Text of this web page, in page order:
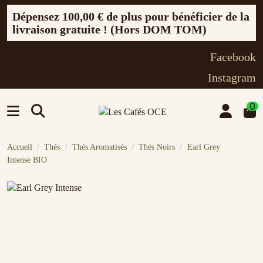
Dépensez 100,00 € de plus pour bénéficier de la
livraison gratuite ! (Hors DOM TOM)
Facebook
Instagram
0
Accueil Thés Thés Aromatisés Thés Noirs
Earl Grey
Intense BIO